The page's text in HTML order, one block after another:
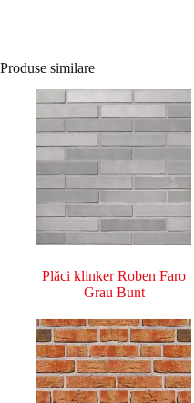
Produse similare
Plăci klinker Roben Faro
Grau Bunt